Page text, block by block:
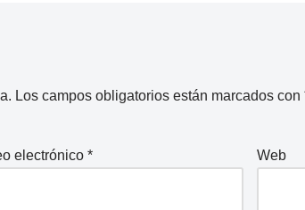
Los campos obligatorios están marcados con
electrónico * Web